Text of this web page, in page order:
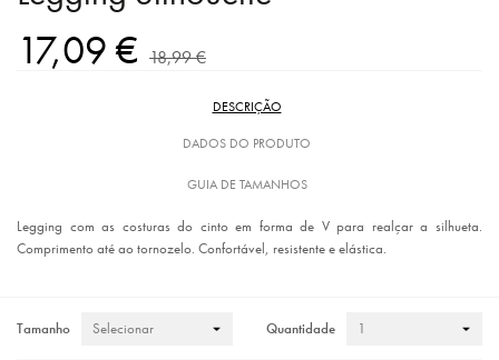
17,09 € 18,99 €
DESCRIÇÃO
DADOS DO PRODUTO
GUIA DE TAMANHOS
Legging com as costuras do cinto em forma de V para realçar a silhueta.
Comprimento até ao tornozelo. Confortável, resistente e elástica.
Tamanho Quantidade